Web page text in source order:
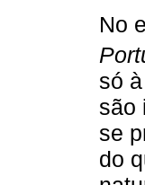
No
só
são
se
do